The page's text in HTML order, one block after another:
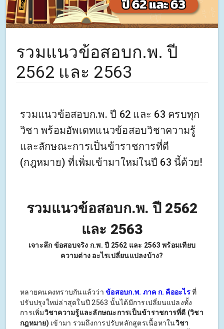
รวมแนวข้อสอบก.พ. ปี
2562 และ 2563
รวมแนวข้อสอบก.พ. ปี 62 และ 63 ครบทุก
วิชา พร้อมอัพเดทแนวข้อสอบวิชาความรู้
และลักษณะการเป็นข้าราชการที่ดี
(กฎหมาย) ที่เพิ่มเข้ามาใหม่ในปี 63 นี้ด้วย!
รวมแนวข้อสอบก.พ. ปี 2562
และ 2563
เจาะลึก ข้อสอบจริง ก.พ. ปี 2562 และ 2563 พร้อมเทียบ
ความต่าง อะไรเปลี่ยนแปลงบ้าง?
หลายคนคงทราบกันแล้วว่า ข้อสอบก.พ. ภาค ก. คืออะไรที่
ปรับปรุงใหม่ล่าสุดในปี 2563 นั้นได้มีการเปลี่ยนแปลงทั้ง
การเพิ่มวิชาความรู้และลักษณะการเป็นข้าราชการที่ดี (วิชา
กฎหมาย) เข้ามา รวมถึงการปรับหลักสูตรเนื้อหาในวิชา